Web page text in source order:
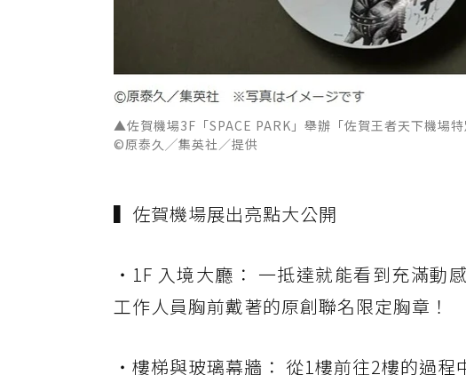
▲佐賀機場3F「SPACE PARK」舉辦「佐賀王者天下機場
©原泰久╱集英社／提供
▍佐賀機場展出亮點大公開
・1F 入境大廳： 一抵達就能看到充滿動
工作人員胸前戴著的原創聯名限定胸章！
・樓梯與玻璃幕牆： 從1樓前往2樓的過